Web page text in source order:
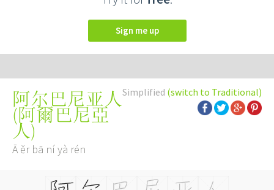
Sign me up
Simplified (switch to Traditional)
阿尔巴尼亚人
(阿爾巴尼亞
人)
Ā ěr bā ní yà rén